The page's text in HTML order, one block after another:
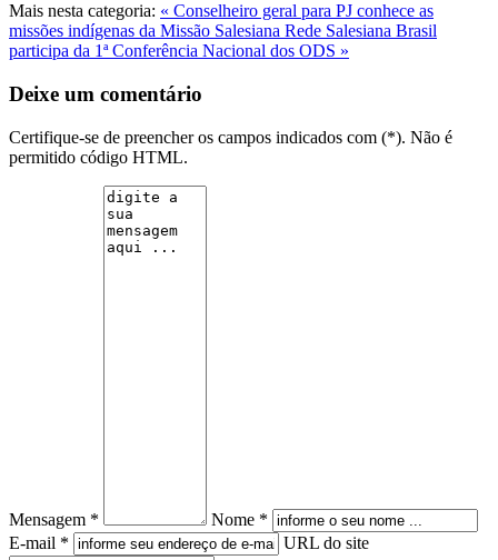
Mais nesta categoria: « Conselheiro geral para PJ conhece as
missões indígenas da Missão Salesiana Rede Salesiana Brasil
participa da 1ª Conferência Nacional dos ODS »
Deixe um comentário
Certifique-se de preencher os campos indicados com (*). Não é
permitido código HTML.
Mensagem *
Nome *
E-mail *
URL do site